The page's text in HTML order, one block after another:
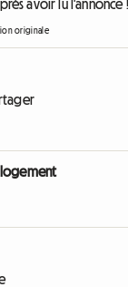
avoir lu
originale
logement